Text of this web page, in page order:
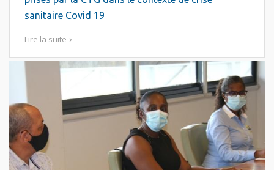
sanitaire Covid 19
Lire la suite